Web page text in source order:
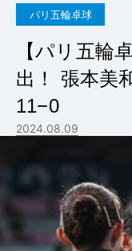
パリ五輪卓球
【パリ五輪
出！ 張本美
11−0
2024.08.09